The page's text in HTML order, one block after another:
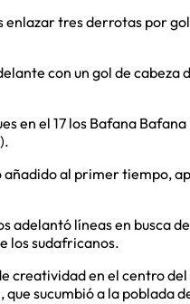
enlazar tres derrotas por
con un gol de cabeza
en el 17 los Bafana
añadido al primer tiempo,
adelantó líneas en busca
los sudafricanos.
creatividad en el centro
sucumbió a la poblada